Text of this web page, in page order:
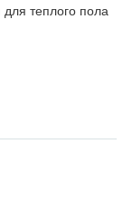
теплого пола